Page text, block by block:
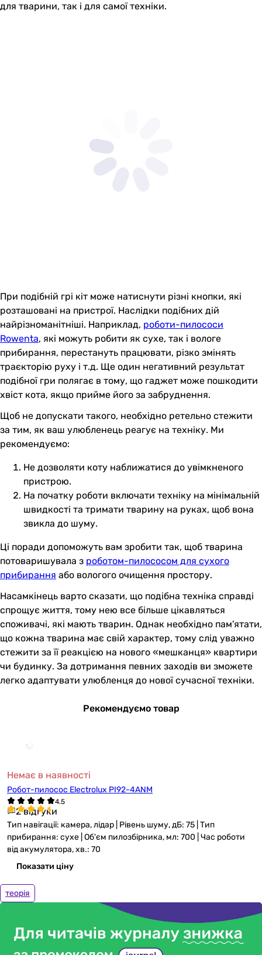
для тварини, так і для самої техніки.
При подібній грі кіт може натиснути різні кнопки, які
розташовані на пристрої. Наслідки подібних дій
найрізноманітніші. Наприклад, роботи-пилососи
Rowenta, які можуть робити як сухе, так і вологе
прибирання, перестануть працювати, різко змінять
траєкторію руху і т.д. Ще один негативний результат
подібної гри полягає в тому, що гаджет може пошкодити
хвіст кота, якщо прийме його за забруднення.
Щоб не допускати такого, необхідно ретельно стежити
за тим, як ваш улюбленець реагує на техніку. Ми
рекомендуємо:
Не дозволяти коту наближатися до увімкненого
пристрою.
На початку роботи включати техніку на мінімальній
швидкості та тримати тварину на руках, щоб вона
звикла до шуму.
Ці поради допоможуть вам зробити так, щоб тварина
потоваришувала з роботом-пилососом для сухого
прибирання або вологого очищення простору.
Насамкінець варто сказати, що подібна техніка справді
спрощує життя, тому нею все більше цікавляться
споживачі, які мають тварин. Однак необхідно пам'ятати,
що кожна тварина має свій характер, тому слід уважно
стежити за її реакцією на нового «мешканця» квартири
чи будинку. За дотримання певних заходів ви зможете
легко адаптувати улюбленця до нової сучасної техніки.
Рекомендуємо товар
Немає в наявності
Робот-пилосос Electrolux PI92-4ANM
2 відгуки
Тип навігації: камера, лідар | Рівень шуму, дБ: 75 | Тип
прибирання: сухе | Об'єм пилозбірника, мл: 700 | Час роботи
від акумулятора, хв.: 70
Показати ціну
теорія